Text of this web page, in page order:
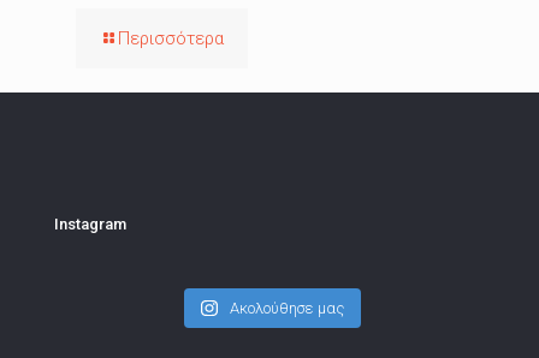
Περισσότερα
Instagram
Ακολούθησε μας